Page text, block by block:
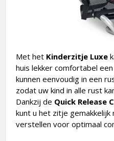
Met het Kinderzitje Luxe
huis lekker comfortabel
kunnen eenvoudig in een
zodat uw kind in alle rust
Dankzij de Quick Release
kunt u het zitje gemakkelijk
verstellen voor optimaal